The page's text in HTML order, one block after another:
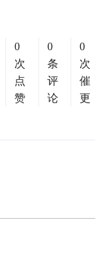
0
次
点
赞
0
条
评
论
0
次
催
更